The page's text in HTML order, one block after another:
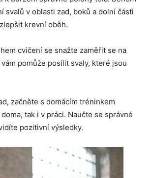
svalů v oblasti zad, boků a dolní části
krevní oběh.
cvičení se snažte zaměřit se na
pomůže posílit svaly, které jsou
začněte s domácím tréninkem
tak i v práci. Naučte se správné
pozitivní výsledky.